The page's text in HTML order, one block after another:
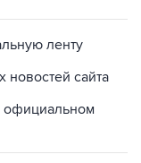
сайта
официальном